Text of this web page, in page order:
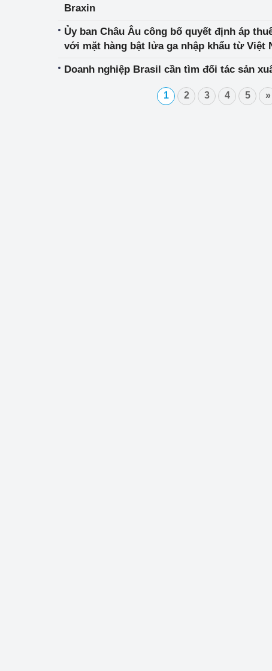
Braxin
Ủy ban Châu Âu công bố quyết định áp
với mặt hàng bật lửa ga nhập khẩu từ Việt
Doanh nghiệp Brasil cần tìm đối tác sản
1 2 3 4 5 »